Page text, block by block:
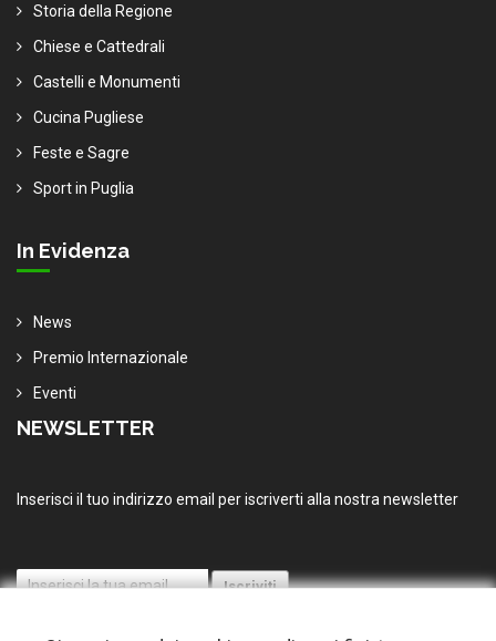
Storia della Regione
Chiese e Cattedrali
Castelli e Monumenti
Cucina Pugliese
Feste e Sagre
Sport in Puglia
In Evidenza
News
Premio Internazionale
Eventi
NEWSLETTER
Inserisci il tuo indirizzo email per iscriverti alla nostra newsletter